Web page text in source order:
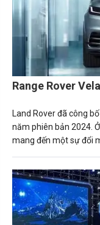
Range Rover
Land Rover đã công
năm phiên bản 2024.
mang đến một sự đổi